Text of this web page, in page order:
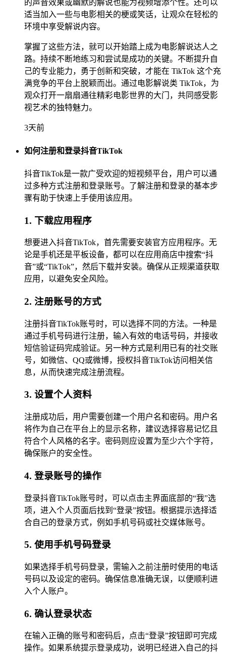
的声音效果或幽默的解说也能为视频增添个性。还可以
适当加入一些与电影相关的梗或笑话，让观众在轻松的
环境中享受解说内容。
掌握了这些方法，就可以开始踏上成为电影解说达人之
路。持续不断地练习和尝试是成功的关键。不断提升自
己的专业能力，勇于创新和突破，才能在 TikTok 这个充
满竞争的平台上脱颖而出。通过电影解说类 TikTok，为
观众打开一扇扇通往精彩电影世界的大门，共同感受影
视艺术的独特魅力。
3天前
如何注册和登录抖音TikTok
抖音TikTok是一款广受欢迎的短视频平台，用户可以通
过多种方式注册和登录账号。了解注册和登录的基本步
骤有助于快速上手使用该应用。
1. 下载应用程序
想要进入抖音TikTok，首先需要安装官方应用程序。无
论是手机还是平板设备，都可以在应用商店中搜索“抖
音”或“TikTok”，然后下载并安装。确保从正规渠道获取
应用，以避免安全风险。
2. 注册账号的方式
注册抖音TikTok账号时，可以选择不同的方法。一种是
通过手机号码进行注册，输入有效的电话号码，并接收
短信验证码完成验证。另一种方式是利用已有的社交账
号，如微信、QQ或微博，授权抖音TikTok访问相关信
息，从而快速完成注册流程。
3. 设置个人资料
注册成功后，用户需要创建一个用户名和密码。用户名
将作为自己在平台上的显示名称，建议选择容易记忆且
符合个人风格的名字。密码则应设置为至少六个字符，
确保账户的安全性。
4. 登录账号的操作
登录抖音TikTok账号时，可以点击主界面底部的“我”选
项，进入个人页面后找到“登录”按钮。根据提示选择适
合自己的登录方式，例如手机号码或社交媒体账号。
5. 使用手机号码登录
如果选择手机号码登录，需输入之前注册时使用的电话
号码以及设定的密码。确保信息准确无误，以便顺利进
入个人账户。
6. 确认登录状态
在输入正确的账号和密码后，点击“登录”按钮即可完成
操作。如果系统提示登录成功，说明已经进入自己的抖